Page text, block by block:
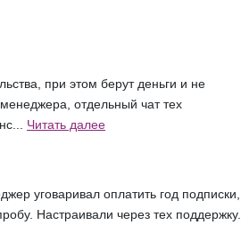
при этом берут деньги и не
отдельный чат тех
Читать далее
уговаривал оплатить год подписки,
Настраивали через тех поддержку.